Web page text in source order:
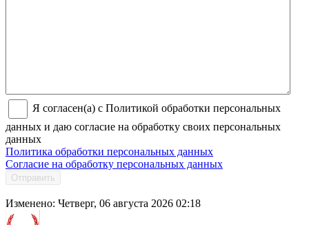
Я согласен(а) с Политикой обработки персональных
данных и даю согласие на обработку своих персональных
данных
Политика обработки персональных данных
Согласие на обработку персональных данных
Отправить
Изменено: Четверг, 06 августа 2026 02:18